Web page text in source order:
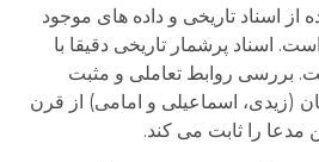
از اسناد تاریخی و داده های موجود
اسناد پرشمار تاریخی دقیقا با
بررسی روابط تعاملی و مثبت
(زیدی، اسماعیلی و امامی) از قرن
مدعا را ثابت می کند.